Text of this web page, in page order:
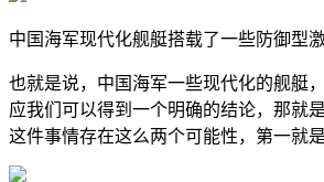
中国海军现代化舰艇搭载了一些防御型
也就是说，中国海军一些现代化的舰艇
应我们可以得到一个明确的结论，那就
这件事情存在这么两个可能性，第一就